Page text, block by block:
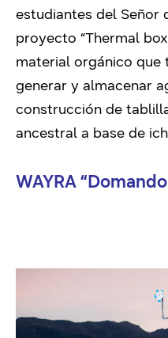
estudiantes del Señor
proyecto “Thermal
material orgánico que
generar y almacenar
construcción de
ancestral a base de
WAYRA